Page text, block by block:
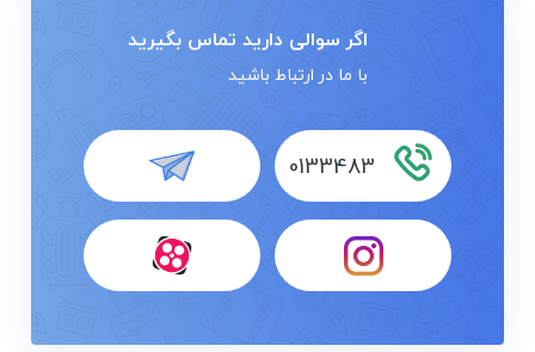
اگر سوالی دارید تماس بگیرید
با ما در ارتباط باشید
0133483